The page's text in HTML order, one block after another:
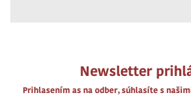
Newsletter
Prihlasením as na odber, súhlasíte s